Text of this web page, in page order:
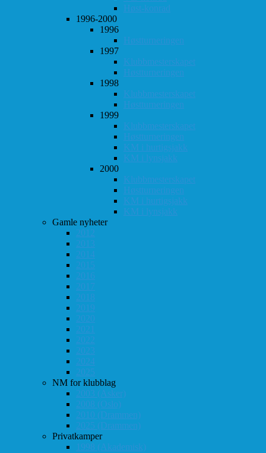
Høst-konrad
1996-2000
1996
Høstturneringen
1997
Klubbmesterskapet
Høstturneringen
1998
Klubbmesterskapet
Høstturneringen
1999
Klubbmesterskapet
Høstturneringen
KM i hurtigsjakk
KM i lynsjakk
2000
Klubbmesterskapet
Høstturneringen
KM i hurtigsjakk
KM i lynsjakk
Gamle nyheter
2012
2013
2014
2015
2016
2017
2018
2019
2020
2021
2022
2023
2024
2025
NM for klubblag
2003 (Asker)
2008 (Oslo)
2010 (Drammen)
2025 (Drammen)
Privatkamper
1998 (Akademisk)